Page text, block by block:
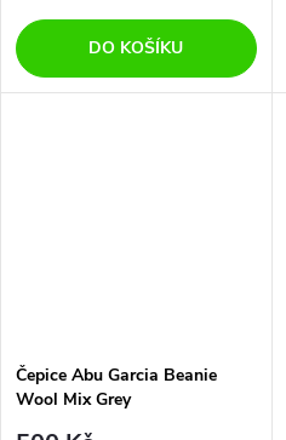
DO KOŠÍKU
Čepice Abu Garcia Beanie
Wool Mix Grey